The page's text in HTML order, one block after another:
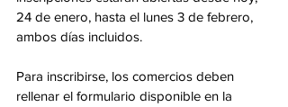
24 de enero, hasta el lunes 3 de febrero,
ambos días incluidos.
Para inscribirse, los comercios deben
rellenar el formulario disponible en la